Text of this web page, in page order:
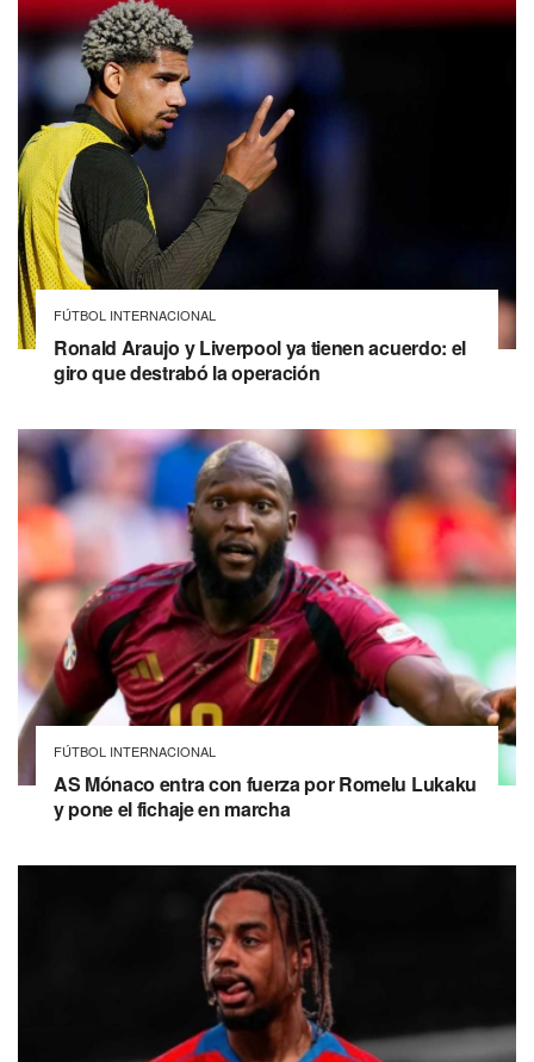
FÚTBOL INTERNACIONAL
Ronald Araujo y Liverpool ya tienen acuerdo: el
giro que destrabó la operación
FÚTBOL INTERNACIONAL
AS Mónaco entra con fuerza por Romelu Lukaku
y pone el fichaje en marcha